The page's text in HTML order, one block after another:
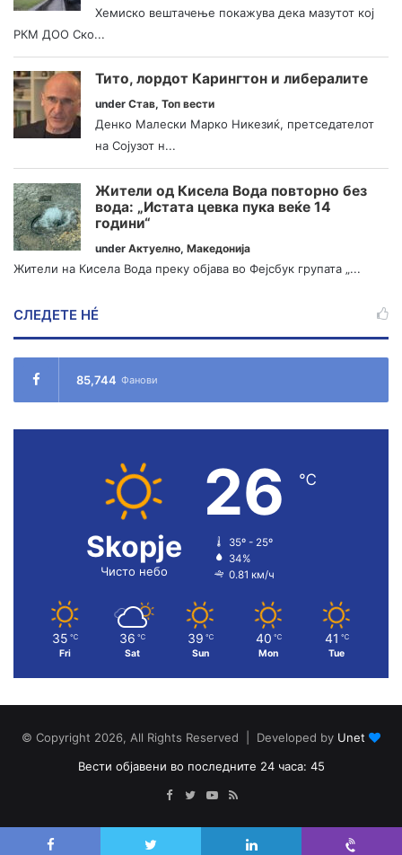
Хемиско вештачење покажува дека мазутот кој
РКМ ДОО Ско...
Тито, лордот Карингтон и либералите
under Став, Топ вести
Денко Малески Марко Никезиќ, претседателот
на Сојузот н...
Жители од Кисела Вода повторно без
вода: „Истата цевка пука веќе 14
години“
under Актуелно, Македонија
Жители на Кисела Вода преку објава во Фејсбук групата „...
СЛЕДЕТЕ НÉ
85,744 Фанови
Skopje
Чисто небо
26 ℃
35º - 25º
34%
0.81 км/ч
35 ℃
Fri
36 ℃
Sat
39 ℃
Sun
40 ℃
Mon
41 ℃
Tue
© Copyright 2026, All Rights Reserved | Developed by Unet
Вести објавени во последните 24 часа: 45
Facebook
TwitterYouTube
RSS